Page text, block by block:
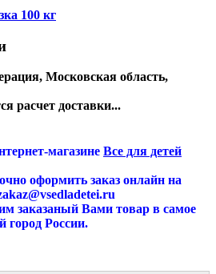
100 кг
Московская область,
расчет доставки...
магазине Все для детей
заказ онлайн на
Вами товар в самое
город России.